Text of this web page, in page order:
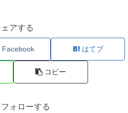
ェアする
Facebook はてブ
コピー
ォローする